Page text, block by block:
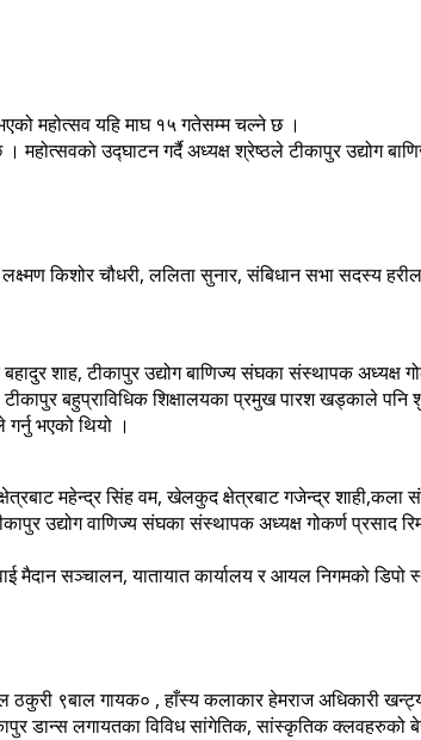
महोत्सव यहि माघ १५ गतेसम्म चल्ने छ ।
महोत्सवको उद्घाटन गर्दै अध्यक्ष श्रेष्ठले टीकापुर उद्योग
किशोर चौधरी, ललिता सुनार, संबिधान सभा सदस्य
शाह, टीकापुर उद्योग बाणिज्य संघका संस्थापक अध्यक्ष
बहुप्राविधिक शिक्षालयका प्रमुख पारश खड्काले पनि
भएको थियो ।
महेन्द्र सिंह वम, खेलकुद क्षेत्रबाट गजेन्द्र
उद्योग वाणिज्य संघका संस्थापक अध्यक्ष गोकर्ण प्रसाद
सञ्चालन, यातायात कार्यालय र आयल निगमको डिपो
९बाल गायक० , हाँस्य कलाकार हेमराज अधिकारी खन्ट्या
डान्स लगायतका विविध सांगेतिक, सांस्कृतिक क्लवहरुको